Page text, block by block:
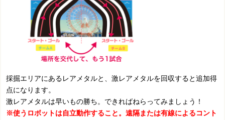
採掘エリアにあるレアメタルと、激レアメタルを回収すると追加得
点になります。
激レアメタルは早いもの勝ち。できればねらってみましょう！
※使うロボットは自立動作すること。遠隔または有線によるコント